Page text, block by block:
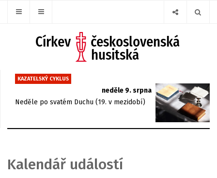
KAZATELSKÝ CYKLUS
neděle 9. srpna
Neděle po svatém Duchu (19. v mezidobí)
Kalendář událostí